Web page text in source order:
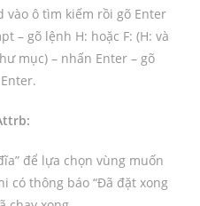
vào ô tìm kiếm rồi gõ Enter
– gõ lệnh H: hoặc F: (H: và
mục) – nhấn Enter – gõ
để lựa chọn vùng muốn
có thông báo “Đã đặt xong